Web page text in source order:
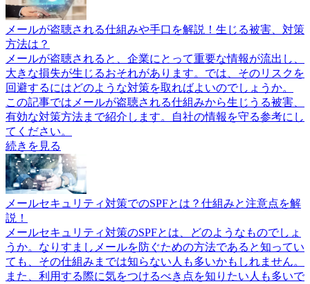
メールが盗聴される仕組みや手口を解説！生じる被害、対策
方法は？
メールが盗聴されると、企業にとって重要な情報が流出し、
大きな損失が生じるおそれがあります。では、そのリスクを
回避するにはどのような対策を取ればよいのでしょうか。
この記事ではメールが盗聴される仕組みから生じうる被害、
有効な対策方法まで紹介します。自社の情報を守る参考にし
てください。
続きを見る
メールセキュリティ対策でのSPFとは？仕組みと注意点を解
説！
メールセキュリティ対策のSPFとは、どのようなものでしょ
うか。なりすましメールを防ぐための方法であると知ってい
ても、その仕組みまでは知らない人も多いかもしれません。
また、利用する際に気をつけるべき点を知りたい人も多いで